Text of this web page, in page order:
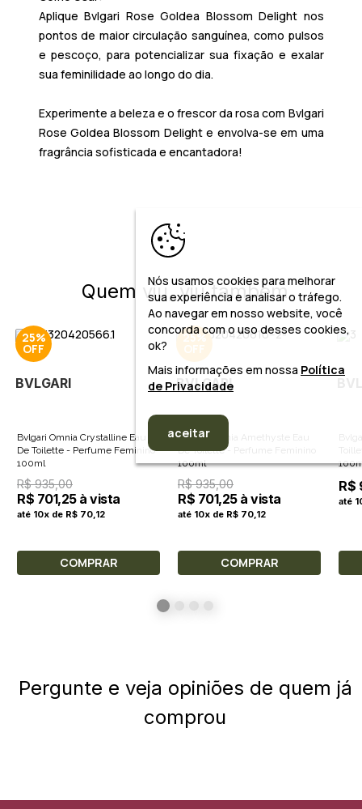
Aplique Bvlgari Rose Goldea Blossom Delight nos
pontos de maior circulação sanguínea, como pulsos
e pescoço, para potencializar sua fixação e exalar
sua feminilidade ao longo do dia.
Experimente a beleza e o frescor da rosa com Bvlgari
Rose Goldea Blossom Delighte envolva-se em uma
fragrância sofisticada e encantadora!
Quem viu, viu também
25%
BVLGARI
Bvlgari Omnia Crystalline Eau
De Toilette - Perfume Feminino
100ml
R$ 935,00
R$ 701,25 à vista
até 10x de R$ 70,12
COMPRAR
25%
BVLGARI
Bvlgari Omnia Amethyste Eau
De Toilette - Perfume Feminino
100ml
R$ 935,00
R$ 701,25 à vista
até 10x de R$ 70,12
COMPRAR
R$
até
Pergunte e veja opiniões de quem já
comprou
Nós usamos cookies para melhorar
sua experiência e analisar o tráfego.
Ao navegar em nosso website, você
concorda com o uso desses cookies,
ok?
Mais informações em nossa Política
de Privacidade
aceitar